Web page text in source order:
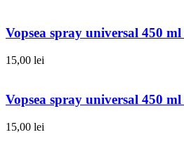
Vopsea spray universal 450
15,00 lei
Vopsea spray universal 450
15,00 lei